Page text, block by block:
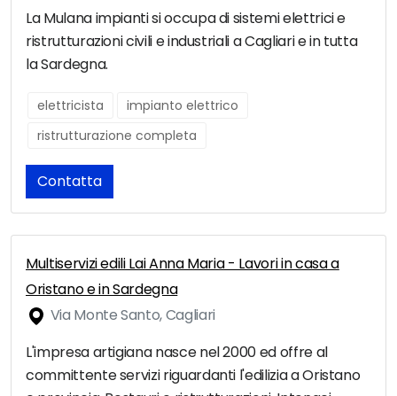
La Mulana impianti si occupa di sistemi elettrici e
ristrutturazioni civili e industriali a Cagliari e in tutta
la Sardegna.
elettricista
impianto elettrico
ristrutturazione completa
Contatta
Multiservizi edili Lai Anna Maria - Lavori in casa a
Oristano e in Sardegna
Via Monte Santo, Cagliari
L'impresa artigiana nasce nel 2000 ed offre al
committente servizi riguardanti l'edilizia a Oristano